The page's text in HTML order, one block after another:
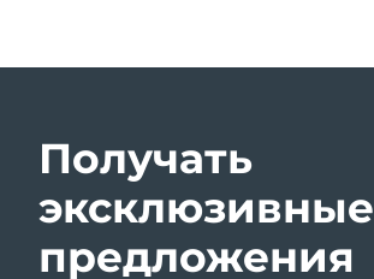
Получать
эксклюзивные
предложения